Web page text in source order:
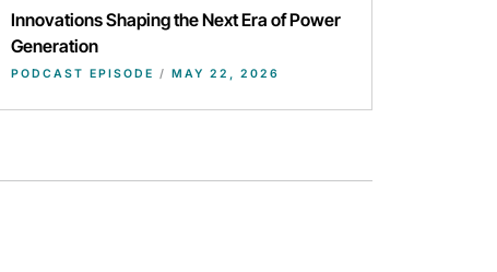
Innovations Shaping the Next Era of Power
Generation
PODCAST EPISODE / MAY 22, 2026